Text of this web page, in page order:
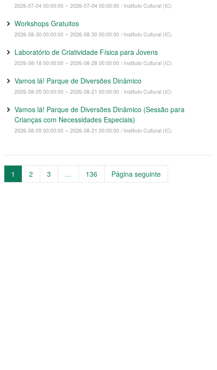
2026-07-04 00:00:00 ~ 2026-07-04 00:00:00 / Instituto Cultural (IC)
Workshops Gratuitos
2026-08-30 00:00:00 ~ 2026-08-30 00:00:00 / Instituto Cultural (IC)
Laboratório de Criatividade Física para Jovens
2026-08-18 00:00:00 ~ 2026-08-28 00:00:00 / Instituto Cultural (IC)
Vamos lá! Parque de Diversões Dinâmico
2026-08-05 00:00:00 ~ 2026-08-21 00:00:00 / Instituto Cultural (IC)
Vamos lá! Parque de Diversões Dinâmico (Sessão para
Crianças com Necessidades Especiais)
2026-08-05 00:00:00 ~ 2026-08-21 00:00:00 / Instituto Cultural (IC)
Página
1 Página
2 Página
3 … Página
136 Página seguinte